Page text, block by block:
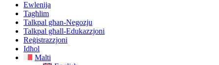
Ewlenija
Tagħlim
Talkpal għan-Negozju
Talkpal għall-Edukazzjoni
Reġistrazzjoni
Idħol
Malti